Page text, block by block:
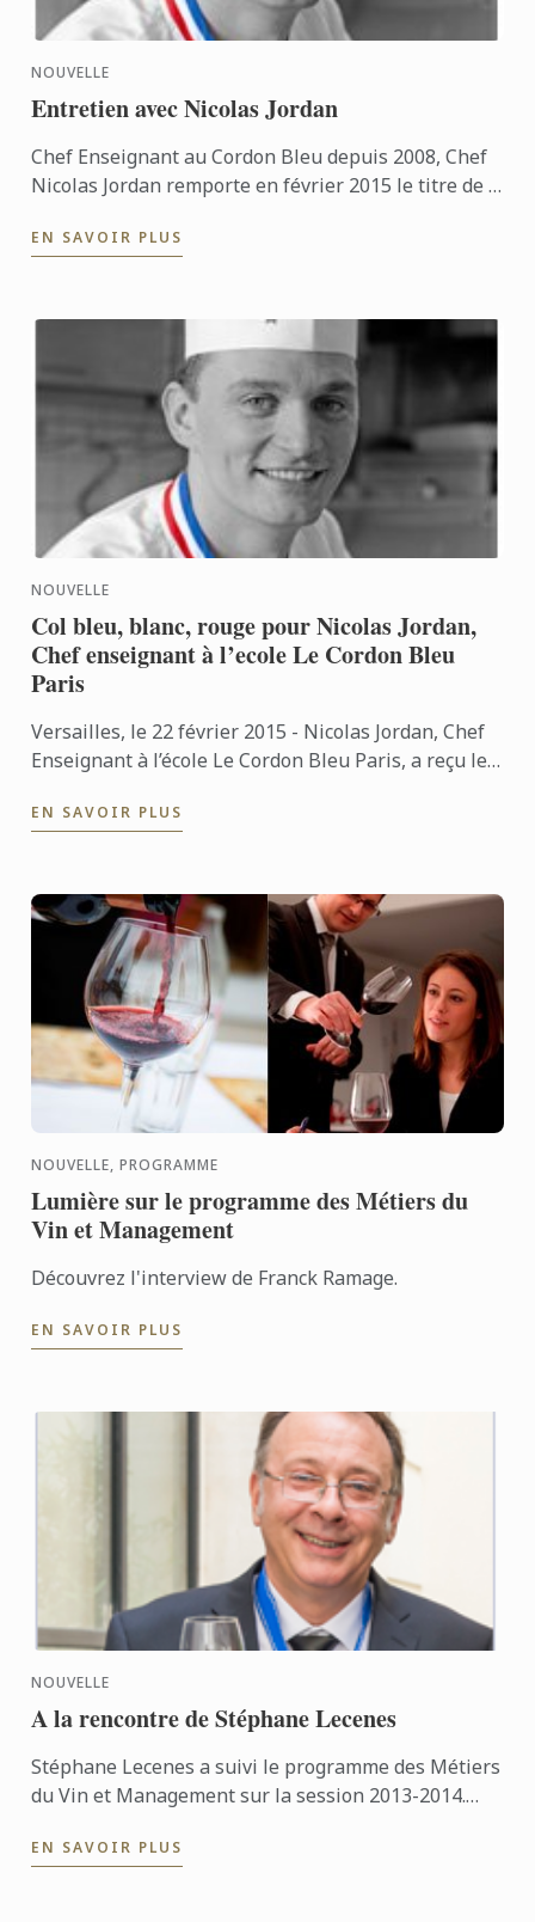
NOUVELLE
Entretien avec Nicolas Jordan
Chef Enseignant au Cordon Bleu depuis 2008, Chef
Nicolas Jordan remporte en février 2015 le titre de «
de ...
EN SAVOIR PLUS
NOUVELLE
Col bleu, blanc, rouge pour Nicolas Jordan,
Chef enseignant à l’ecole Le Cordon Bleu
Paris
Versailles, le 22 février 2015 - Nicolas Jordan, Chef
Enseignant à l’école Le Cordon Bleu Paris, a reçu le
EN SAVOIR PLUS
NOUVELLE, PROGRAMME
Lumière sur le programme des Métiers du
Vin et Management
Découvrez l'interview de Franck Ramage.
EN SAVOIR PLUS
NOUVELLE
A la rencontre de Stéphane Lecenes
Stéphane Lecenes a suivi le programme des Métiers
du Vin et Management sur la session 2013-2014.
son expérience ...
EN SAVOIR PLUS